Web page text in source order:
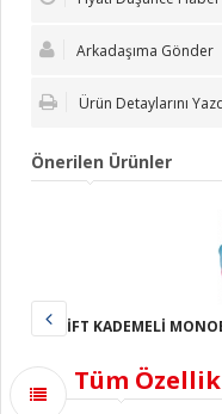
Arkadaşıma Gönder
Ürün Detaylarını
Önerilen Ürünler
ÇİFT KADEMELİ
Tüm